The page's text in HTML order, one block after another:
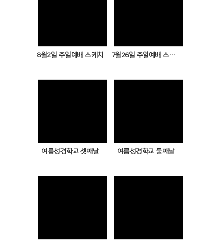
8월2일 주일예배 스케치 7월26일 주일예배 스케치
여름성경학교 셋째날 여름성경학교 둘째날